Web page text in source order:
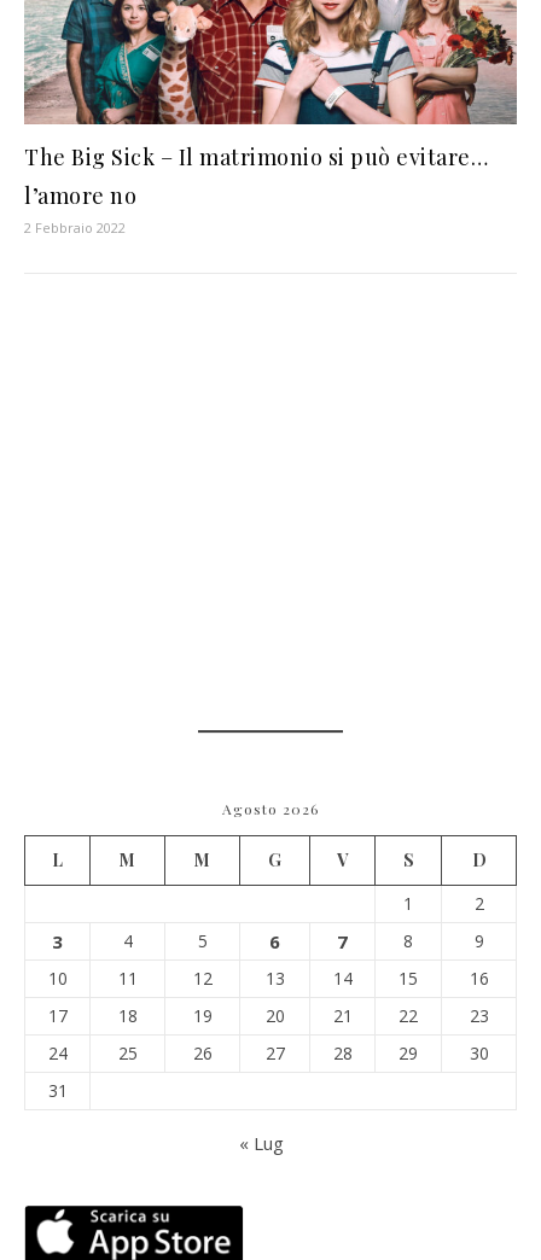
The Big Sick – Il matrimonio si può evitare…
l’amore no
2 Febbraio 2022
Agosto 2026
L M M G V S
D
1
2
3 4 5 6 7 8
9
10
11 12 13 14 15
16
17
18 19 20 21 22
23
24
25 26 27 28 29
30
31
« Lug